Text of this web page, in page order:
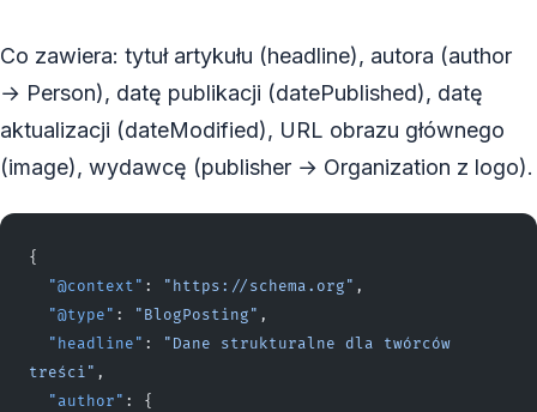
Co zawiera: tytuł artykułu (headline), autora (author
→ Person), datę publikacji (datePublished), datę
aktualizacji (dateModified), URL obrazu głównego
(image), wydawcę (publisher → Organization z logo).
{
  "@context"
: "https://schema.org" ,
  "@type"
: "BlogPosting" ,
  "headline"
:
"Dane strukturalne dla twórców
treści" ,
  "author"
: {